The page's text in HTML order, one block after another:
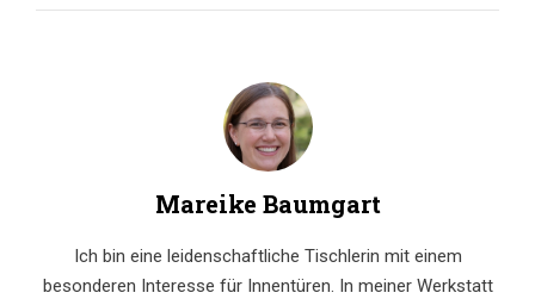
Mareike Baumgart
Ich bin eine leidenschaftliche Tischlerin mit einem
besonderen Interesse für Innentüren. In meiner Werkstatt